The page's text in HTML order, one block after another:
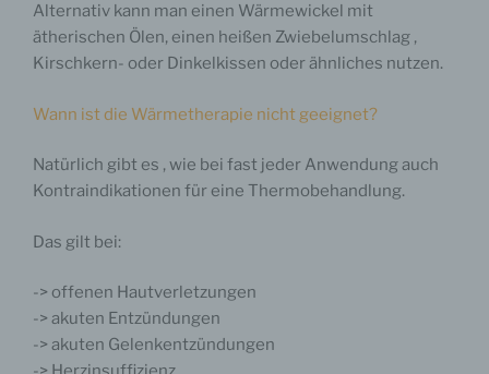
Alternativ kann man einen Wärmewickel mit
ätherischen Ölen, einen heißen Zwiebelumschlag ,
Kirschkern- oder Dinkelkissen oder ähnliches nutzen.
Wann ist die Wärmetherapie nicht geeignet?
Natürlich gibt es , wie bei fast jeder Anwendung auch
Kontraindikationen für eine Thermobehandlung.
Das gilt bei:
-> offenen Hautverletzungen
-> akuten Entzündungen
-> akuten Gelenkentzündungen
j) Dritter
Dritter ist eine natürliche oder juristische Person, Behörde,
Einrichtung oder andere Stelle außer der betroffenen Person,
dem Verantwortlichen, dem Auftragsverarbeiter und den
Verantwortlichen oder des Auftragsverarbeiters befugt sind,
die personenbezogenen Daten zu verarbeiten.
k) Einwilligung
Einwilligung ist jede von der betroffenen Person freiwillig für
den bestimmten Fall in informierter Weise und
einer Erklärung oder einer sonstigen eindeutigen
bestätigenden Handlung, mit der die betroffene Person zu
betreffenden personenbezogenen Daten einverstanden ist.
Name und Anschrift des für die Verarbeitung
Verantwortlichen
Verantwortlicher im Sinne der Datenschutz-